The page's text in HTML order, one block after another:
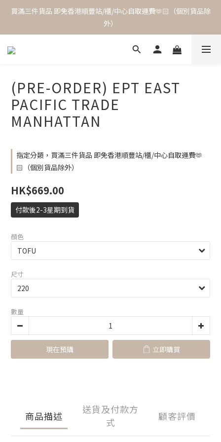
買滿三件貨品 即免香港順豐站/櫃/中心自取運費🫶🏻（個別貨品除
外）
(PRE-ORDER) EPT EAST
PACIFIC TRADE
MANHATTAN
指定分類，買滿三件貨品 即免香港順豐站/櫃/中心自取運費🫶
🏻（個別貨品除外）
HK$669.00
付款後2-3星期到貨
顏色
尺寸
數量
現在預購 立即購買
商品描述
送貨及付款方
式
顧客評價